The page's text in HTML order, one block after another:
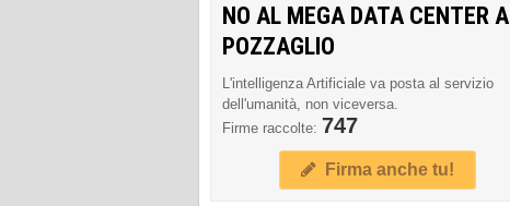
NO AL MEGA DATA CENTER A
POZZAGLIO
L'intelligenza Artificiale va posta al servizio
dell'umanità, non viceversa.
Firme raccolte: 747
Firma anche tu!